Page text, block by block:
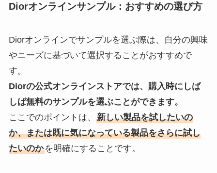
Diorオンラインサンプル：おすすめの選び方
Diorオンラインでサンプルを選ぶ際は、自分の興味
やニーズに基づいて選択することがおすすめで
す。
Diorの公式オンラインストアでは、購入時にしば
しば無料のサンプルを選ぶことができます。
ここでのポイントは、 新しい製品を試したいの
か、または既に気になっている製品をさらに試し
たいのかを明確にすることです。